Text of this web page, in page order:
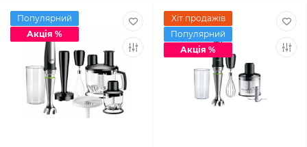
Популярний
Акція %
Хіт продажів
Популярний
Акція %